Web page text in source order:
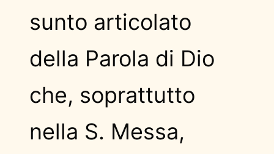
sunto articolato
della Parola di Dio
che, soprattutto
nella S. Messa,